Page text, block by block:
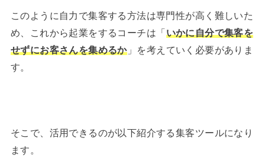
このように自力で集客する方法は専門性が高く難しいた
め、これから起業をするコーチは「いかに自分で集客を
せずにお客さんを集めるか」を考えていく必要がありま
す。
そこで、活用できるのが以下紹介する集客ツールになり
ます。